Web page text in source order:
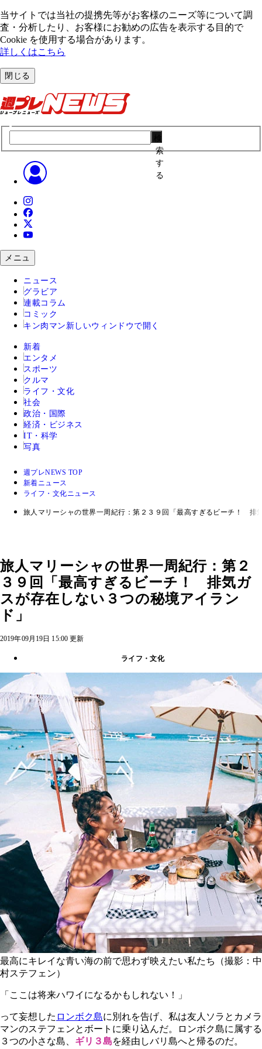
当サイトでは当社の提携先等がお客様のニーズ等について調
査・分析したり、お客様にお勧めの広告を表⽰する⽬的で
Cookie を使⽤する場合があります。
詳しくはこちら
閉じる
索
す
る
メニュ
ニュース
グラビア
連載コラム
コミック
キン肉マン 新しいウィンドウで開く
新着
エンタメ
スポーツ
クルマ
ライフ・文化
社会
政治・国際
経済・ビジネス
IT・科学
写真
週プレNEWS TOP
新着ニュース
ライフ・文化ニュース
旅人マリーシャの世界一周紀行：第２３９回「最高すぎるビーチ！ 排
旅人マリーシャの世界一周紀行：第２
３９回「最高すぎるビーチ！ 排気ガ
スが存在しない３つの秘境アイラン
ド」
2019年09月19日 15:00 更新
ライフ・文化
最高にキレイな青い海の前で思わず映えたい私たち（撮影：中
村ステフェン）
「ここは将来ハワイになるかもしれない！」
って妄想した ロンボク島に別れを告げ、私は友人ソラとカメラ
マンのステフェンとボートに乗り込んだ。ロンボク島に属する
３つの小さな島、 ギリ３島を経由しバリ島へと帰るのだ。